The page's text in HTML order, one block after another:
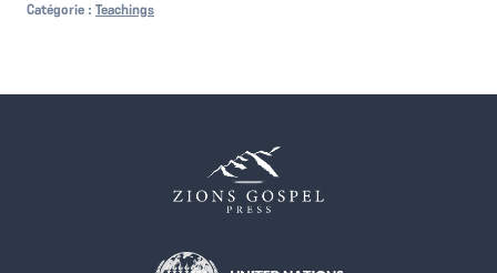
Catégorie : Teachings